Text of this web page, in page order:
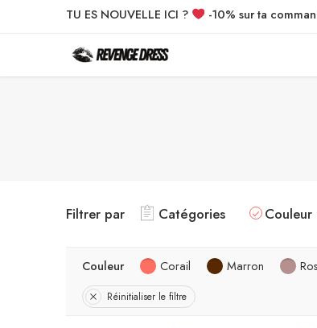
TU ES NOUVELLE ICI ? -10% sur ta
Filtrer par Catégories Couleur
Couleur Corail Marron
Réinitialiser le filtre